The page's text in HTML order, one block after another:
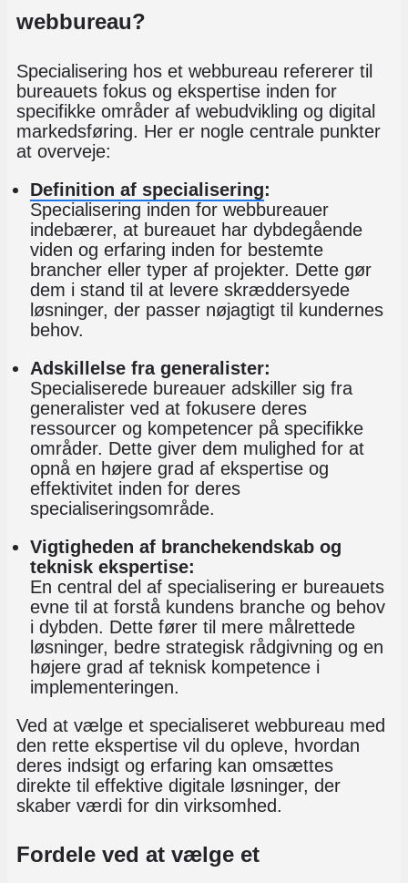
webbureau?
Specialisering hos et webbureau refererer til
bureauets fokus og ekspertise inden for
specifikke områder af webudvikling og digital
markedsføring. Her er nogle centrale punkter
at overveje:
Definition af specialisering:
Specialisering inden for webbureauer
indebærer, at bureauet har dybdegående
viden og erfaring inden for bestemte
brancher eller typer af projekter. Dette gør
dem i stand til at levere skræddersyede
løsninger, der passer nøjagtigt til kundernes
behov.
Adskillelse fra generalister:
Specialiserede bureauer adskiller sig fra
generalister ved at fokusere deres
ressourcer og kompetencer på specifikke
områder. Dette giver dem mulighed for at
opnå en højere grad af ekspertise og
effektivitet inden for deres
specialiseringsområde.
Vigtigheden af branchekendskab og
teknisk ekspertise:
En central del af specialisering er bureauets
evne til at forstå kundens branche og behov
i dybden. Dette fører til mere målrettede
løsninger, bedre strategisk rådgivning og en
højere grad af teknisk kompetence i
implementeringen.
Ved at vælge et specialiseret webbureau med
den rette ekspertise vil du opleve, hvordan
deres indsigt og erfaring kan omsættes
direkte til effektive digitale løsninger, der
skaber værdi for din virksomhed.
Fordele ved at vælge et